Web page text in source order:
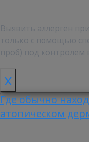
Выявить аллерген
только с помощью
проб) под контролем
x
Где обычно
атопическом